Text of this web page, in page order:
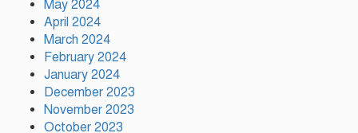
May 2024
April 2024
March 2024
February 2024
January 2024
December 2023
November 2023
October 2023